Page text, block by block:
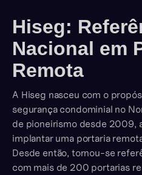
Hiseg:
Nacional em
Remota
A Hiseg nasceu com o
segurança condominial no
de pioneirismo desde 2009,
implantar uma portaria
Desde então, tornou-se
com mais de 200 portarias